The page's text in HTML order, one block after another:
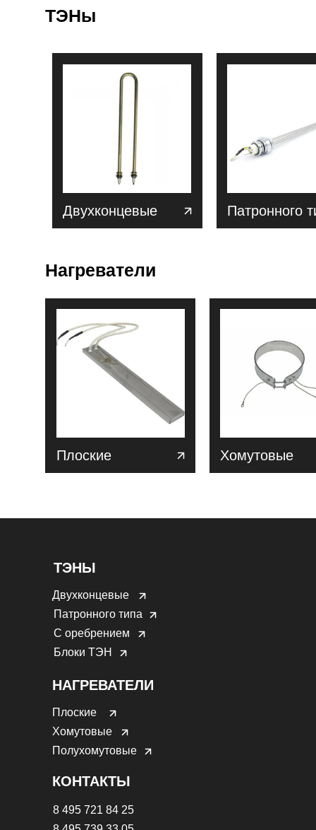
ТЭНы
Двухконцевые Патронного
Нагреватели
Плоские Хомутовые
8 495 721 84 25
ТЭНЫ
Двухконцевые
Патронного типа
С оребрением
Блоки ТЭН
КОНТАКТЫ
НАГРЕВАТЕЛИ
Плоские
Хомутовые
Полухомутовые